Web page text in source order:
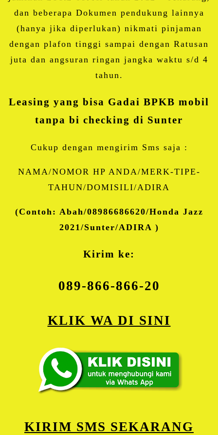
dan beberapa Dokumen pendukung lainnya
(hanya jika diperlukan) nikmati pinjaman
dengan plafon tinggi sampai dengan Ratusan
juta dan angsuran ringan jangka waktu s/d 4
tahun.
Leasing yang bisa Gadai BPKB mobil
tanpa bi checking di Sunter
Cukup dengan mengirim Sms saja :
NAMA/NOMOR HP ANDA/MERK-TIPE-
TAHUN/DOMISILI/ADIRA
(Contoh: Abah/08986686620/Honda Jazz
2021/Sunter/ADIRA )
Kirim ke:
089-866-866-20
KLIK WA DI SINI
KIRIM SMS SEKARANG